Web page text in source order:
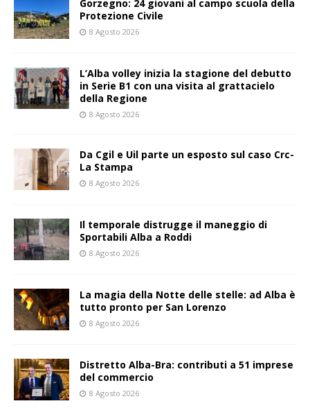
Gorzegno: 24 giovani al campo scuola della
Protezione Civile
8 Agosto 2026
L’Alba volley inizia la stagione del debutto
in Serie B1 con una visita al grattacielo
della Regione
8 Agosto 2026
Da Cgil e Uil parte un esposto sul caso Crc-
La Stampa
8 Agosto 2026
Il temporale distrugge il maneggio di
Sportabili Alba a Roddi
8 Agosto 2026
La magia della Notte delle stelle: ad Alba è
tutto pronto per San Lorenzo
8 Agosto 2026
Distretto Alba-Bra: contributi a 51 imprese
del commercio
8 Agosto 2026